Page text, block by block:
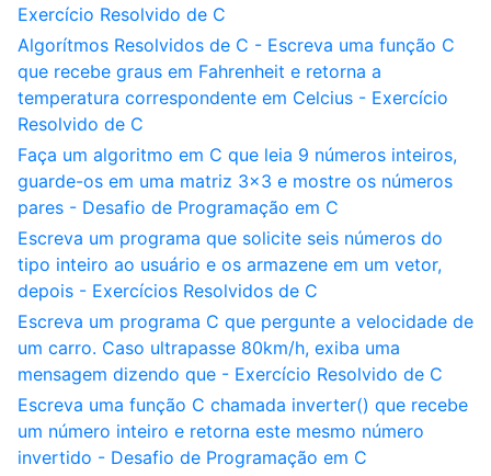
Exercício Resolvido de C
Algorítmos Resolvidos de C - Escreva uma função C
que recebe graus em Fahrenheit e retorna a
temperatura correspondente em Celcius - Exercício
Resolvido de C
Faça um algoritmo em C que leia 9 números inteiros,
guarde-os em uma matriz 3x3 e mostre os números
pares - Desafio de Programação em C
Escreva um programa que solicite seis números do
tipo inteiro ao usuário e os armazene em um vetor,
depois - Exercícios Resolvidos de C
Escreva um programa C que pergunte a velocidade de
um carro. Caso ultrapasse 80km/h, exiba uma
mensagem dizendo que - Exercício Resolvido de C
Escreva uma função C chamada inverter() que recebe
um número inteiro e retorna este mesmo número
invertido - Desafio de Programação em C